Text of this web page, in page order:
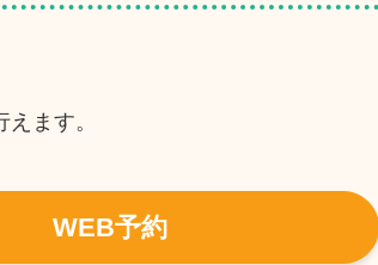
ます。
WEB予約